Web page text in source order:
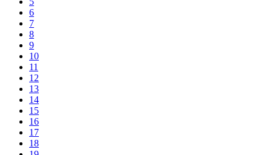
6
7
8
9
10
11
12
13
14
15
16
17
18